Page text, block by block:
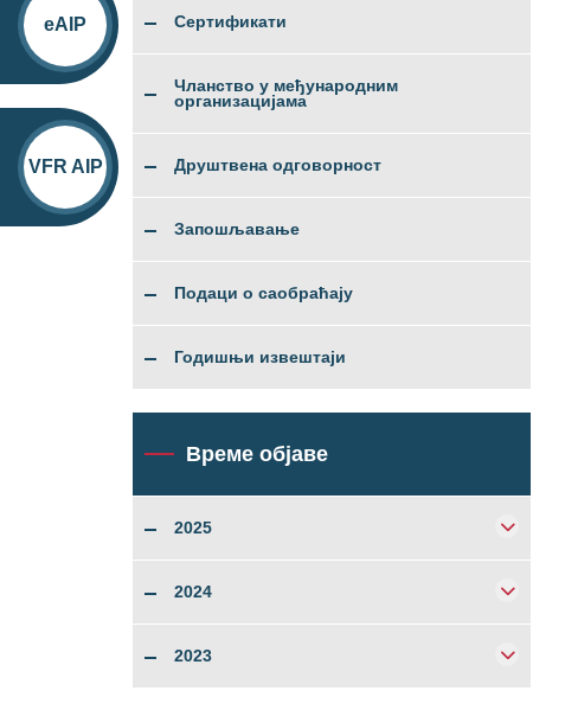
eAIP
VFR AIP
Сертификати
Чланство у међународним
организацијама
Друштвена одговорност
Запошљавање
Подаци о саобраћају
Годишњи извештаји
Време објаве
2025
2024
2023